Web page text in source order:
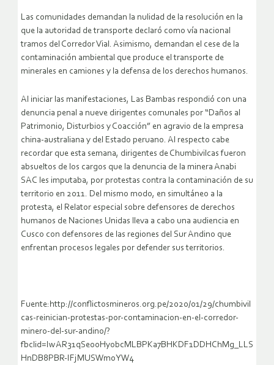
Las comunidades demandan la nulidad de la resolución en la
que la autoridad de transporte declaró como vía nacional
tramos del Corredor Vial. Asimismo, demandan el cese de la
contaminación ambiental que produce el transporte de
minerales en camiones y la defensa de los derechos humanos.
Al iniciar las manifestaciones, Las Bambas respondió con una
denuncia penal a nueve dirigentes comunales por “Daños al
Patrimonio, Disturbios y Coacción” en agravio de la empresa
china-australiana y del Estado peruano. Al respecto cabe
recordar que esta semana, dirigentes de Chumbivilcas fueron
absueltos de los cargos que la denuncia de la minera Anabi
SAC les imputaba, por protestas contra la contaminación de su
territorio en 2011. Del mismo modo, en simultáneo a la
protesta, el Relator especial sobre defensores de derechos
humanos de Naciones Unidas lleva a cabo una audiencia en
Cusco con defensores de las regiones del Sur Andino que
enfrentan procesos legales por defender sus territorios.
Fuente:http://conflictosmineros.org.pe/2020/01/29/chumbivil
cas-reinician-protestas-por-contaminacion-en-el-corredor-
minero-del-sur-andino/?
fbclid=IwAR31qSe00HyobcMLBPKa7BHKDF1DDHChMg_LLS
HnDB8PBR-IFjMUSWmoYW4